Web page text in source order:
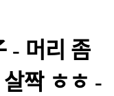
- 머리 좀
짝 ㅎㅎ -